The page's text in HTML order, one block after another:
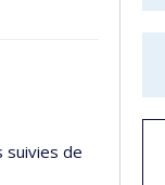
suivies de